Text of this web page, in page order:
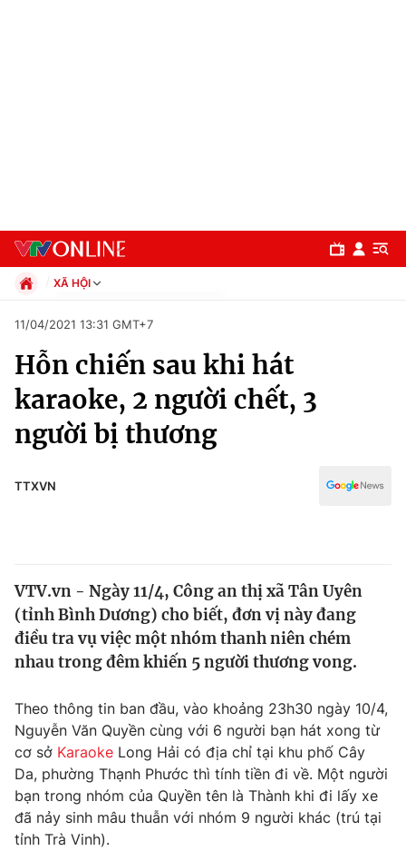
Chuyên mục
Chính trị
Thế giới
Tin tức
Câu chuyện quốc tế
Tài chính
Thị trường
Góc doanh nghiệp
Dữ liệu và đời sống
Truyền hình
Phim VTV
Giải trí
XÃ HỘI
Xã hội
Pháp luật
Thể thao
Truyền hình
Văn hóa - Giải trí
11/04/2021 13:31 GMT+7
Hỗn chiến sau khi hát
karaoke, 2 người chết, 3
người bị thương
TTXVN
VTV.vn - Ngày 11/4, Công an thị xã Tân Uyên
(tỉnh Bình Dương) cho biết, đơn vị này đang
điều tra vụ việc một nhóm thanh niên chém
nhau trong đêm khiến 5 người thương vong.
Theo thông tin ban đầu, vào khoảng 23h30 ngày 10/4,
Nguyễn Văn Quyền cùng với 6 người bạn hát xong từ
cơ sở Karaoke Long Hải có địa chỉ tại khu phố Cây
Da, phường Thạnh Phước thì tính tiền đi về. Một người
bạn trong nhóm của Quyền tên là Thành khi đi lấy xe
đã nảy sinh mâu thuẫn với nhóm 9 người khác (trú tại
tỉnh Trà Vinh).